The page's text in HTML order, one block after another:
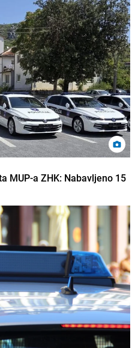
MUP-a ZHK: Nabavljeno 15